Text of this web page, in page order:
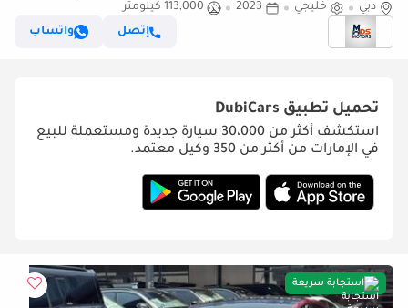
خليجية
دبي خليجي 2023
113,000 كيلومتر
إتصل
واتساب
تحميل تطبيق DubiCars
استكشف أكثر من 30،000 سيارة جديدة ومستعملة للبيع
في الإمارات من أكثر من 350 وكيل معتمد.
استجابة سريعة